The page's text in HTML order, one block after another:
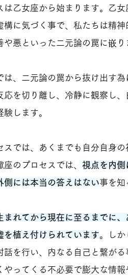
は乙女座から始まります。乙
構に気づく事で、私たちは精
や悪といった二元論の罠に嵌り
は、二元論の罠から抜け出す
応を切り離し、冷静に観察し
します。
スでは、あくまでも自分自身
のプロセスでは、 視点を内側
側には本当の答えはない事を知
まれてから現在に至るまでに
を植え付けられています。しか
話を行い、内なる自己と繋が
やってくる不必要で膨大な情